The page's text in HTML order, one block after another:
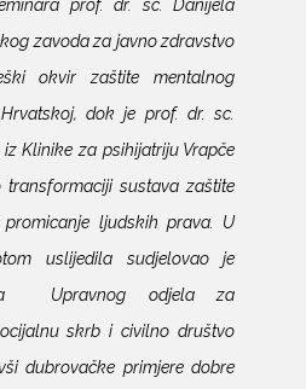
zavoda za javno zdravstvo
okvir zaštite mentalnog
dok je prof. dr. sc.
Klinike za psihijatriju Vrapče
sustava zaštite
ljudskih prava. U
uslijedila sudjelovao je
Upravnog odjela za
skrb i civilno društvo
dubrovačke primjere dobre